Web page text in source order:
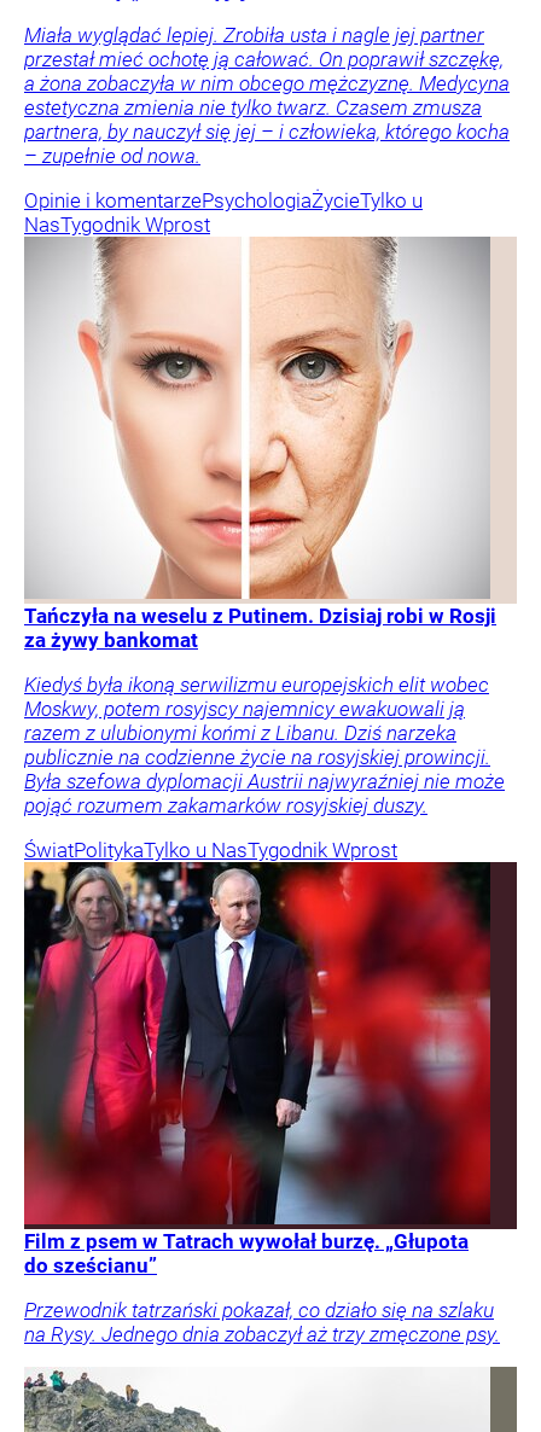
Miała wyglądać lepiej. Zrobiła usta i nagle jej partner
przestał mieć ochotę ją całować. On poprawił szczękę,
a żona zobaczyła w nim obcego mężczyznę. Medycyna
estetyczna zmienia nie tylko twarz. Czasem zmusza
partnera, by nauczył się jej – i człowieka, którego kocha
– zupełnie od nowa.
Opinie i komentarzePsychologiaŻycieTylko u
NasTygodnik Wprost
Tańczyła na weselu z Putinem. Dzisiaj robi w Rosji
za żywy bankomat
Kiedyś była ikoną serwilizmu europejskich elit wobec
Moskwy, potem rosyjscy najemnicy ewakuowali ją
razem z ulubionymi końmi z Libanu. Dziś narzeka
publicznie na codzienne życie na rosyjskiej prowincji.
Była szefowa dyplomacji Austrii najwyraźniej nie może
pojąć rozumem zakamarków rosyjskiej duszy.
ŚwiatPolitykaTylko u NasTygodnik Wprost
Film z psem w Tatrach wywołał burzę. „Głupota
do sześcianu”
Przewodnik tatrzański pokazał, co działo się na szlaku
na Rysy. Jednego dnia zobaczył aż trzy zmęczone psy.